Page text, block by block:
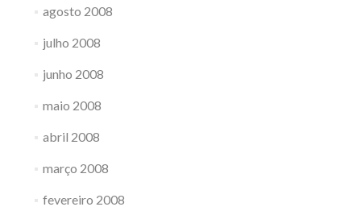
agosto 2008
julho 2008
junho 2008
maio 2008
abril 2008
março 2008
fevereiro 2008